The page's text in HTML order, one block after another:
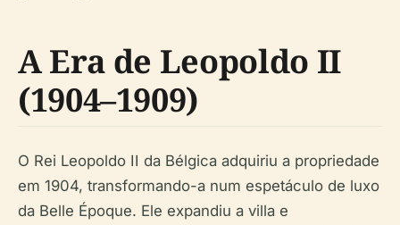
A Era de Leopoldo II
(1904–1909)
O Rei Leopoldo II da Bélgica adquiriu a propriedade
em 1904, transformando-a num espetáculo de luxo
da Belle Époque. Ele expandiu a villa e